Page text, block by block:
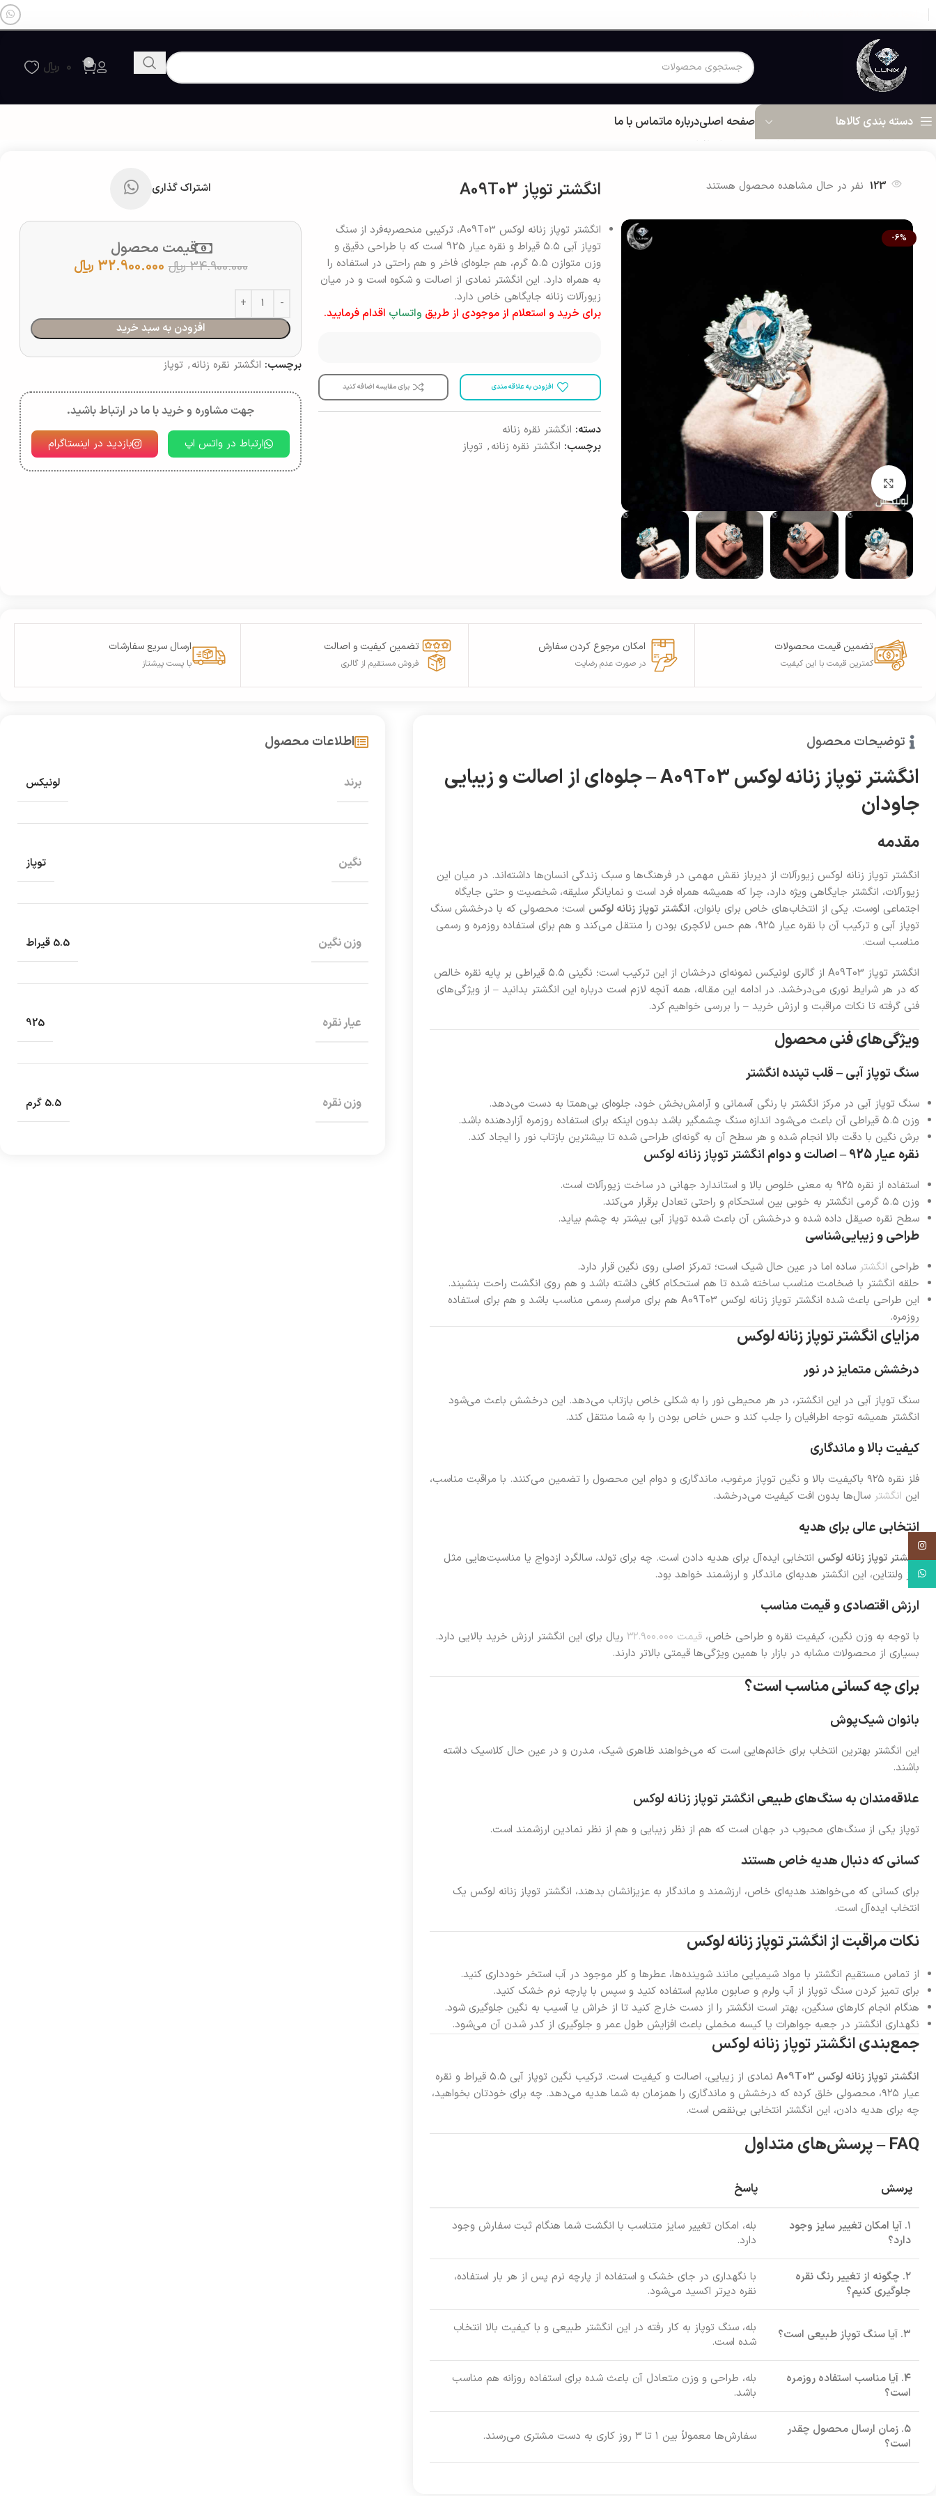
0
0 ﷼
دسته بندی کالاها صفحه اصلیدرباره ماتماس با ما
123 نفر در حال مشاهده محصول هستند
-6%
بزرگنمایی تصویر
انگشتر توپاز A09T03
انگشتر توپاز زنانه لوکس A09T03، ترکیبی منحصر‌به‌فرد از سنگ
توپاز آبی ۵.۵ قیراط و نقره عیار 925 است که با طراحی دقیق و
وزن متوازن ۵.۵ گرم، هم جلوه‌ای فاخر و هم راحتی در استفاده را
به همراه دارد. این انگشتر نمادی از اصالت و شکوه است و در میان
زیورآلات زنانه جایگاهی خاص دارد.
برای خرید و استعلام از موجودی از طریق واتساپ اقدام فرمایید.
افزودن به علاقه مندی برای مقایسه اضافه کنید
دسته: انگشتر نقره زنانه
برچسب: انگشتر نقره زنانه, توپاز
اشتراک گذاری
قیمت محصول
34.900.000﷼ 32.900.000 ﷼
افزودن به سبد خرید
برچسب: انگشتر نقره زنانه, توپاز
جهت مشاوره و خرید با ما در ارتباط باشید.
ارتباط در واتس اپ بازدید در اینستاگرام
تضمین قیمت محصولات
کمترین قیمت با این کیفیت
امکان مرجوع کردن سفارش
در صورت عدم رضایت
تضمین کیفیت و اصالت
فروش مستقیم از گالری
ارسال سریع سفارشات
با پست پیشتاز
توضیحات محصول
انگشتر توپاز زنانه لوکس A09T03 – جلوه‌ای از اصالت و زیبایی
جاودان
مقدمه
انگشتر توپاز زنانه لوکس زیورآلات از دیرباز نقش مهمی در فرهنگ‌ها و سبک زندگی انسان‌ها داشته‌اند. در میان این
زیورآلات، انگشتر جایگاهی ویژه دارد، چرا که همیشه همراه فرد است و نمایانگر سلیقه، شخصیت و حتی جایگاه
اجتماعی اوست. یکی از انتخاب‌های خاص برای بانوان، انگشتر توپاز زنانه لوکس است؛ محصولی که با درخشش سنگ
توپاز آبی و ترکیب آن با نقره عیار ۹۲۵، هم حس لاکچری بودن را منتقل می‌کند و هم برای استفاده روزمره و رسمی
مناسب است.
انگشتر توپاز A09T03 از گالری لونیکس نمونه‌ای درخشان از این ترکیب است؛ نگینی ۵.۵ قیراطی بر پایه نقره خالص
که در هر شرایط نوری می‌درخشد. در ادامه این مقاله، همه آنچه لازم است درباره این انگشتر بدانید – از ویژگی‌های
فنی گرفته تا نکات مراقبت و ارزش خرید – را بررسی خواهیم کرد.
ویژگی‌های فنی محصول
سنگ توپاز آبی – قلب تپنده انگشتر
سنگ توپاز آبی در مرکز انگشتر با رنگی آسمانی و آرامش‌بخش خود، جلوه‌ای بی‌همتا به دست می‌دهد.
وزن ۵.۵ قیراطی آن باعث می‌شود اندازه سنگ چشمگیر باشد بدون اینکه برای استفاده روزمره آزاردهنده باشد.
برش نگین با دقت بالا انجام شده و هر سطح آن به گونه‌ای طراحی شده تا بیشترین بازتاب نور را ایجاد کند.
نقره عیار 925 – اصالت و دوام انگشتر توپاز زنانه لوکس
استفاده از نقره ۹۲۵ به معنی خلوص بالا و استاندارد جهانی در ساخت زیورآلات است.
وزن ۵.۵ گرمی انگشتر به خوبی بین استحکام و راحتی تعادل برقرار می‌کند.
سطح نقره صیقل داده شده و درخشش آن باعث شده توپاز آبی بیشتر به چشم بیاید.
طراحی و زیبایی‌شناسی
طراحی انگشتر ساده اما در عین حال شیک است؛ تمرکز اصلی روی نگین قرار دارد.
حلقه انگشتر با ضخامت مناسب ساخته شده تا هم استحکام کافی داشته باشد و هم روی انگشت راحت بنشیند.
این طراحی باعث شده انگشتر توپاز زنانه لوکس A09T03 هم برای مراسم رسمی مناسب باشد و هم برای استفاده
روزمره.
مزایای انگشتر توپاز زنانه لوکس
درخشش متمایز در نور
سنگ توپاز آبی در این انگشتر، در هر محیطی نور را به شکلی خاص بازتاب می‌دهد. این درخشش باعث می‌شود
انگشتر همیشه توجه اطرافیان را جلب کند و حس خاص بودن را به شما منتقل کند.
کیفیت بالا و ماندگاری
فلز نقره ۹۲۵ باکیفیت بالا و نگین توپاز مرغوب، ماندگاری و دوام این محصول را تضمین می‌کنند. با مراقبت مناسب،
این انگشتر سال‌ها بدون افت کیفیت می‌درخشد.
انتخابی عالی برای هدیه
انگشتر توپاز زنانه لوکس انتخابی ایده‌آل برای هدیه دادن است. چه برای تولد، سالگرد ازدواج یا مناسبت‌هایی مثل
روز ولنتاین، این انگشتر هدیه‌ای ماندگار و ارزشمند خواهد بود.
ارزش اقتصادی و قیمت مناسب
با توجه به وزن نگین، کیفیت نقره و طراحی خاص، قیمت ۳۲.۹۰۰.۰۰۰
ریال برای این انگشتر ارزش خرید بالایی دارد.
بسیاری از محصولات مشابه در بازار با همین ویژگی‌ها قیمتی بالاتر دارند.
برای چه کسانی مناسب است؟
بانوان شیک‌پوش
این انگشتر بهترین انتخاب برای خانم‌هایی است که می‌خواهند ظاهری شیک، مدرن و در عین حال کلاسیک داشته
باشند.
علاقه‌مندان به سنگ‌های طبیعی انگشتر توپاز زنانه لوکس
توپاز یکی از سنگ‌های محبوب در جهان است که هم از نظر زیبایی و هم از نظر نمادین ارزشمند است.
کسانی که دنبال هدیه خاص هستند
برای کسانی که می‌خواهند هدیه‌ای خاص، ارزشمند و ماندگار به عزیزانشان بدهند، انگشتر توپاز زنانه لوکس یک
انتخاب ایده‌آل است.
نکات مراقبت از انگشتر توپاز زنانه لوکس
از تماس مستقیم انگشتر با مواد شیمیایی مانند شوینده‌ها، عطرها و کلر موجود در آب استخر خودداری کنید.
برای تمیز کردن سنگ توپاز از آب ولرم و صابون ملایم استفاده کنید و سپس با پارچه نرم خشک کنید.
هنگام انجام کارهای سنگین، بهتر است انگشتر را از دست خارج کنید تا از خراش یا آسیب به نگین جلوگیری شود.
نگهداری انگشتر در جعبه جواهرات یا کیسه مخملی باعث افزایش طول عمر و جلوگیری از کدر شدن آن می‌شود.
جمع‌بندیانگشتر توپاز زنانه لوکس
انگشتر توپاز زنانه لوکس A09T03
نمادی از زیبایی، اصالت و کیفیت است. ترکیب نگین توپاز آبی ۵.۵ قیراط و نقره
عیار ۹۲۵، محصولی خلق کرده که درخشش و ماندگاری را همزمان به شما هدیه می‌دهد. چه برای خودتان بخواهید،
چه برای هدیه دادن، این انگشتر انتخابی بی‌نقص است.
FAQ – پرسش‌های متداول
پرسش پاسخ
۱. آیا امکان تغییر سایز وجود
دارد؟
بله، امکان تغییر سایز متناسب با انگشت شما هنگام ثبت سفارش وجود
دارد.
۲. چگونه از تغییر رنگ نقره
جلوگیری کنیم؟
با نگهداری در جای خشک و استفاده از پارچه نرم پس از هر بار استفاده،
نقره دیرتر اکسید می‌شود.
۳. آیا سنگ توپاز طبیعی است؟
بله، سنگ توپاز به کار رفته در این انگشتر طبیعی و با کیفیت بالا انتخاب
شده است.
۴. آیا مناسب استفاده روزمره
است؟
بله، طراحی و وزن متعادل آن باعث شده برای استفاده روزانه هم مناسب
باشد.
۵. زمان ارسال محصول چقدر
است؟
سفارش‌ها معمولاً بین ۱ تا ۳ روز کاری به دست مشتری می‌رسند.
اطلاعات محصول
برند لونیکس
نگین توپاز
وزن نگین 5.5 قیراط
عیار نقره 925
وزن نقره 5.5 گرم
WhatsApp